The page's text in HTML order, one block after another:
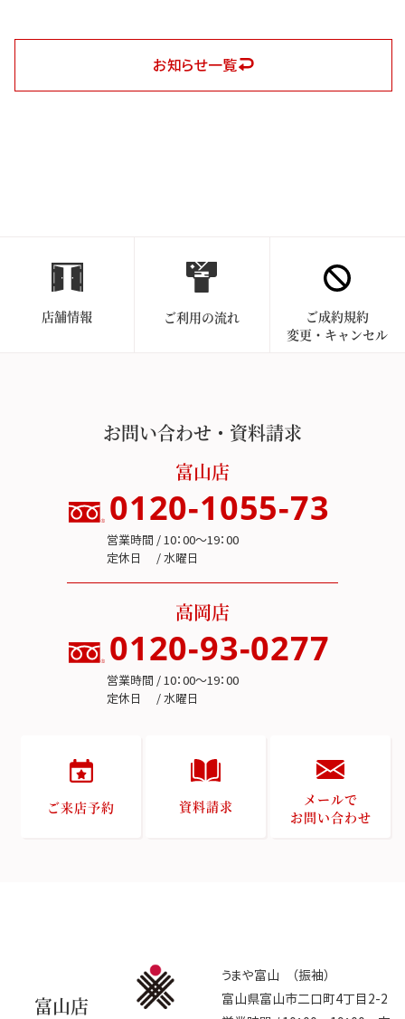
お知らせ一覧
店舗情報 ご利用の流れ
ご成約規約
変更・キャンセル
お問い合わせ・資料請求
富山店
0120-1055-73
営業時間 / 10：00～19：00
定休日 / 水曜日
高岡店
0120-93-0277
営業時間 / 10：00～19：00
定休日 / 水曜日
ご来店予約 資料請求
メールで
お問い合わせ
富山店
うまや富山 （振袖）
富山県富山市二口町4丁目2-2